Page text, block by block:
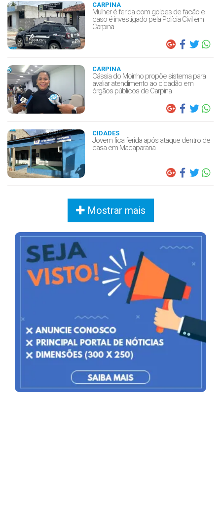
CARPINA
Mulher é ferida com golpes de facão e
caso é investigado pela Polícia Civil em
Carpina
CARPINA
Cássia do Moinho propõe sistema para
avaliar atendimento ao cidadão em
órgãos públicos de Carpina
CIDADES
Jovem fica ferida após ataque dentro de
casa em Macaparana
Mostrar mais